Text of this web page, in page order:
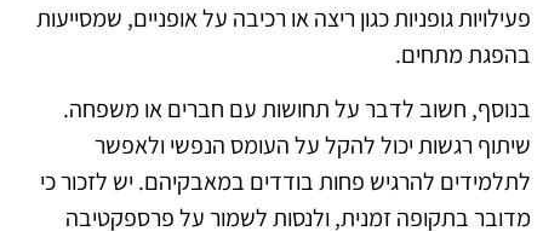
פעילויות גופניות כגון ריצה או רכיבה על אופניים, שמסייעות
בהפגת מתחים.
בנוסף, חשוב לדבר על תחושות עם חברים או משפחה.
שיתוף רגשות יכול להקל על העומס הנפשי ולאפשר
לתלמידים להרגיש פחות בודדים במאבקיהם. יש לזכור כי
מדובר בתקופה זמנית, ולנסות לשמור על פרספקטיבה